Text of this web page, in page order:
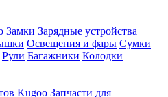
Замки Зарядные устройства
Освещения и фары Сумки
Рули Багажники Колодки
Kugoo Запчасти для